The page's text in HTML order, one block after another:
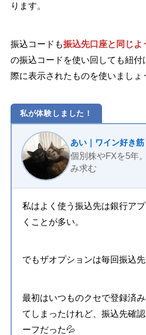
ります。
振込コードも振込先口座と同じよ
の振込コードを使い回しても紐付
際に表示されたものを使いましょ
私が体験しました！
あい｜ワイン好き
個別株やFXを5年
み求む
私はよく使う振込先は銀行ア
くことが多い。
でもザオプションは毎回振込
最初はいつものクセで登録済
てしまったけれど、振込先確
ーフだった💦